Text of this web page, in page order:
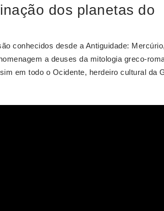
dos planetas do
conhecidos desde a Antiguidade:
a deuses da mitologia greco-
em todo o Ocidente, herdeiro cultural da